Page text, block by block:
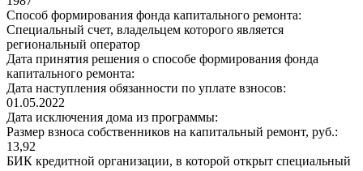
Способ формирования фонда капитального ремонта:
Специальный счет, владельцем которого является
региональный оператор
Дата принятия решения о способе формирования фонда
капитального ремонта:
Дата наступления обязанности по уплате взносов:
01.05.2022
Дата исключения дома из программы:
Размер взноса собственников на капитальный ремонт, руб.:
13,92
БИК кредитной организации, в которой открыт специальный